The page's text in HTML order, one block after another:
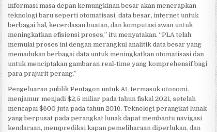
informasi masa depan kemungkinan besar akan menerapkan
teknologi baru seperti otomatisasi, data besar, internet untuk
berbagai hal, kecerdasan buatan, dan komputasi awan untuk
meningkatkan efisiensi proses,” itu menyatakan. “PLA telah
memulai proses ini dengan merangkul analitik data besar yang
memadukan berbagai data untuk meningkatkan otomatisasi dan
untuk menciptakan gambaran real-time yang komprehensif bagi
para prajurit perang.”
Pengeluaran publik Pentagon untuk AI, termasuk otonomi,
menjamur menjadi $2,5 miliar pada tahun fiskal 2021, setelah
mencapai $600 juta pada tahun 2016. Teknologi perangkat lunak
yang berpusat pada perangkat lunak dapat membantu navigasi
kendaraan, memprediksi kapan pemeliharaan diperlukan, dan